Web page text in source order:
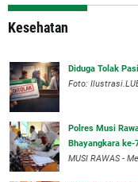
Kesehatan
Diduga Tolak
Foto:
Polres Musi
Bhayangkara ke-
MUSI RAWAS -